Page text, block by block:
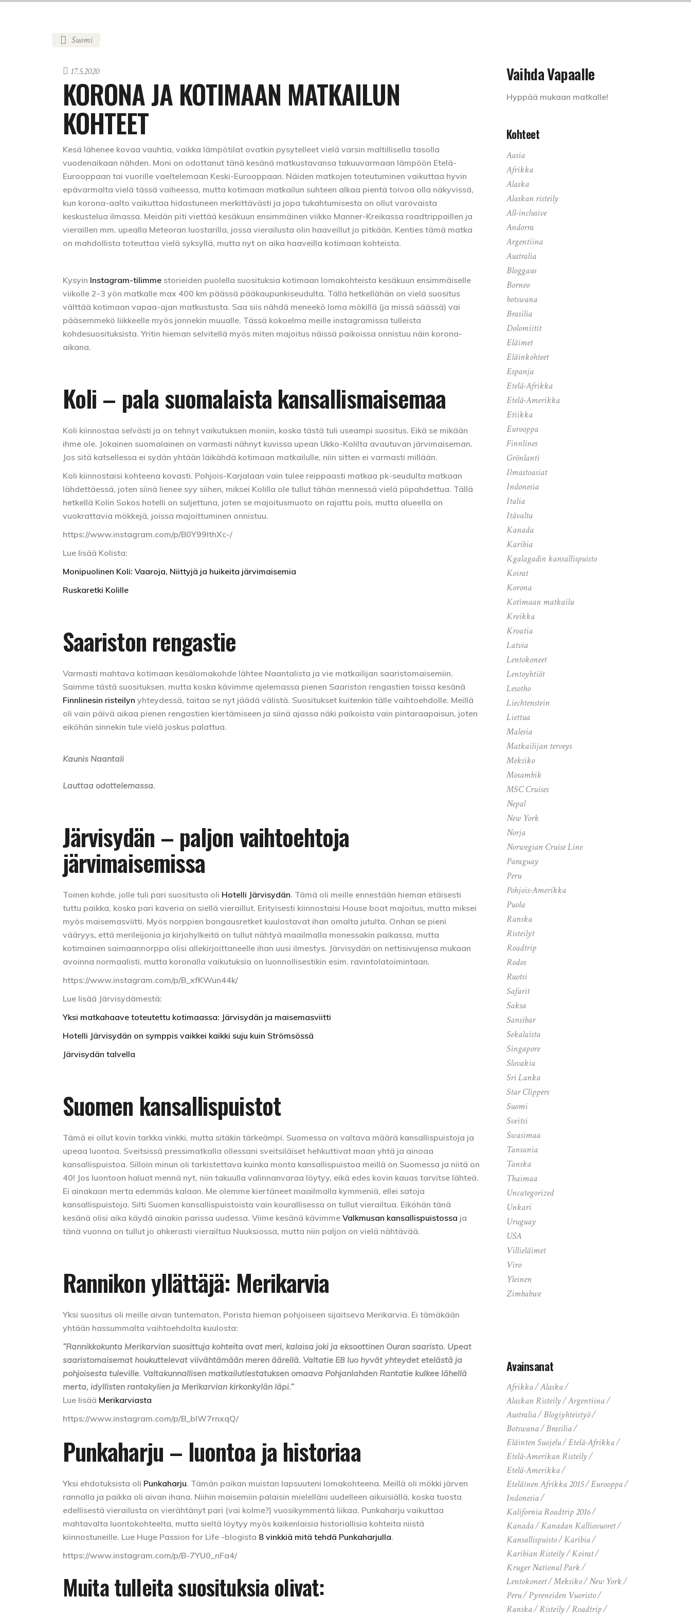
Suomi
17.5.2020
KORONA JA KOTIMAAN MATKAILUN
KOHTEET
Kesä lähenee kovaa vauhtia, vaikka lämpötilat ovatkin pysytelleet vielä varsin maltillisella tasolla
vuodenaikaan nähden. Moni on odottanut tänä kesänä matkustavansa takuuvarmaan lämpöön Etelä-
Eurooppaan tai vuorille vaeltelemaan Keski-Eurooppaan. Näiden matkojen toteutuminen vaikuttaa hyvin
epävarmalta vielä tässä vaiheessa, mutta kotimaan matkailun suhteen alkaa pientä toivoa olla näkyvissä,
kun korona-aalto vaikuttaa hidastuneen merkittävästi ja jopa tukahtumisesta on ollut varovaista
keskustelua ilmassa. Meidän piti viettää kesäkuun ensimmäinen viikko Manner-Kreikassa roadtrippaillen ja
vieraillen mm. upealla Meteoran luostarilla, jossa vierailusta olin haaveillut jo pitkään. Kenties tämä matka
on mahdollista toteuttaa vielä syksyllä, mutta nyt on aika haaveilla kotimaan kohteista.
Kysyin Instagram-tilimme storieiden puolella suosituksia kotimaan lomakohteista kesäkuun ensimmäiselle
viikolle 2-3 yön matkalle max 400 km päässä pääkaupunkiseudulta. Tällä hetkellähän on vielä suositus
välttää kotimaan vapaa-ajan matkustusta. Saa siis nähdä meneekö loma mökillä (ja missä säässä) vai
pääsemmekö liikkeelle myös jonnekin muualle. Tässä kokoelma meille instagramissa tulleista
kohdesuosituksista. Yritin hieman selvitellä myös miten majoitus näissä paikoissa onnistuu näin korona-
aikana.
Koli – pala suomalaista kansallismaisemaa
Koli kiinnostaa selvästi ja on tehnyt vaikutuksen moniin, koska tästä tuli useampi suositus. Eikä se mikään
ihme ole. Jokainen suomalainen on varmasti nähnyt kuvissa upean Ukko-Kolilta avautuvan järvimaiseman.
Jos sitä katsellessa ei sydän yhtään läikähdä kotimaan matkailulle, niin sitten ei varmasti millään.
Koli kiinnostaisi kohteena kovasti. Pohjois-Karjalaan vain tulee reippaasti matkaa pk-seudulta matkaan
lähdettäessä, joten siinä lienee syy siihen, miksei Kolilla ole tullut tähän mennessä vielä piipahdettua. Tällä
hetkellä Kolin Sokos hotelli on suljettuna, joten se majoitusmuoto on rajattu pois, mutta alueella on
vuokrattavia mökkejä, joissa majoittuminen onnistuu.
https://www.instagram.com/p/B0Y99IthXc-/
Lue lisää Kolista:
Monipuolinen Koli: Vaaroja, Niittyjä ja huikeita järvimaisemia
Ruskaretki Kolille
Saariston rengastie
Varmasti mahtava kotimaan kesälomakohde lähtee Naantalista ja vie matkailijan saaristomaisemiin.
Saimme tästä suosituksen, mutta koska kävimme ajelemassa pienen Saariston rengastien toissa kesänä
Finnlinesin risteilyn yhteydessä, taitaa se nyt jäädä välistä. Suositukset kuitenkin tälle vaihtoehdolle. Meillä
oli vain päivä aikaa pienen rengastien kiertämiseen ja siinä ajassa näki paikoista vain pintaraapaisun, joten
eiköhän sinnekin tule vielä joskus palattua.
Kaunis Naantali
Lauttaa odottelemassa.
Järvisydän – paljon vaihtoehtoja
järvimaisemissa
Toinen kohde, jolle tuli pari suositusta oli Hotelli Järvisydän. Tämä oli meille ennestään hieman etäisesti
tuttu paikka, koska pari kaveria on siellä vieraillut. Erityisesti kiinnostaisi House boat majoitus, mutta miksei
myös maisemasviitti. Myös norppien bongausretket kuulostavat ihan omalta jutulta. Onhan se pieni
vääryys, että merileijonia ja kirjohylkeitä on tullut nähtyä maailmalla monessakin paikassa, mutta
kotimainen saimaannorppa olisi allekirjoittaneelle ihan uusi ilmestys. Järvisydän on nettisivujensa mukaan
avoinna normaalisti, mutta koronalla vaikutuksia on luonnollisestikin esim. ravintolatoimintaan.
https://www.instagram.com/p/B_xfKWun44k/
Lue lisää Järvisydämestä:
Yksi matkahaave toteutettu kotimaassa: Järvisydän ja maisemasviitti
Hotelli Järvisydän on symppis vaikkei kaikki suju kuin Strömsössä
Järvisydän talvella
Suomen kansallispuistot
Tämä ei ollut kovin tarkka vinkki, mutta sitäkin tärkeämpi. Suomessa on valtava määrä kansallispuistoja ja
upeaa luontoa. Sveitsissä pressimatkalla ollessani sveitsiläiset hehkuttivat maan yhtä ja ainoaa
kansallispuistoa. Silloin minun oli tarkistettava kuinka monta kansallispuistoa meillä on Suomessa ja niitä on
40! Jos luontoon haluat mennä nyt, niin takuulla valinnanvaraa löytyy, eikä edes kovin kauas tarvitse lähteä.
Ei ainakaan merta edemmäs kalaan. Me olemme kiertäneet maailmalla kymmeniä, ellei satoja
kansallispuistoja. Silti Suomen kansallispuistoista vain kourallisessa on tullut vierailtua. Eiköhän tänä
kesänä olisi aika käydä ainakin parissa uudessa. Viime kesänä kävimme Valkmusan kansallispuistossa ja
tänä vuonna on tullut jo ahkerasti vierailtua Nuuksiossa, mutta niin paljon on vielä nähtävää.
Rannikon yllättäjä: Merikarvia
Yksi suositus oli meille aivan tuntematon, Porista hieman pohjoiseen sijaitseva Merikarvia. Ei tämäkään
yhtään hassummalta vaihtoehdolta kuulosta:
”Rannikkokunta Merikarvian suosittuja kohteita ovat meri, kalaisa joki ja eksoottinen Ouran saaristo. Upeat
saaristomaisemat houkuttelevat viivähtämään meren äärellä. Valtatie E8 luo hyvät yhteydet etelästä ja
pohjoisesta tuleville. Valtakunnallisen matkailutiestatuksen omaava Pohjanlahden Rantatie kulkee lähellä
merta, idyllisten rantakylien ja Merikarvian kirkonkylän läpi.”
Lue lisää Merikarviasta
https://www.instagram.com/p/B_blW7rnxqQ/
Punkaharju – luontoa ja historiaa
Yksi ehdotuksista oli Punkaharju. Tämän paikan muistan lapsuuteni lomakohteena. Meillä oli mökki järven
rannalla ja paikka oli aivan ihana. Niihin maisemiin palaisin mielelläni uudelleen aikuisiällä, koska tuosta
edellisestä vierailusta on vierähtänyt pari (vai kolme?) vuosikymmentä liikaa. Punkaharju vaikuttaa
mahtavalta luontokohteelta, mutta sieltä löytyy myös kaikenlaisia historiallisia kohteita niistä
kiinnostuneille. Lue Huge Passion for Life -blogista 8 vinkkiä mitä tehdä Punkaharjulla.
https://www.instagram.com/p/B-7YU0_nFa4/
Muita tulleita suosituksia olivat:
Vaihda Vapaalle
Hyppää mukaan matkalle!
Kohteet
Aasia
Afrikka
Alaska
Alaskan risteily
All-inclusive
Andorra
Argentiina
Australia
Bloggaus
Borneo
botswana
Brasilia
Dolomiitit
Eläimet
Eläinkohteet
Espanja
Etelä-Afrikka
Etelä-Amerikka
Etiikka
Eurooppa
Finnlines
Grönlanti
Ilmastoasiat
Indonesia
Italia
Itävalta
Kanada
Karibia
Kgalagadin kansallispuisto
Koirat
Korona
Kotimaan matkailu
Kreikka
Kroatia
Latvia
Lentokoneet
Lentoyhtiöt
Lesotho
Liechtenstein
Liettua
Malesia
Matkailijan terveys
Meksiko
Mosambik
MSC Cruises
Nepal
New York
Norja
Norwegian Cruise Line
Paraguay
Peru
Pohjois-Amerikka
Puola
Ranska
Risteilyt
Roadtrip
Rodos
Ruotsi
Safarit
Saksa
Sansibar
Sekalaista
Singapore
Slovakia
Sri Lanka
Star Clippers
Suomi
Sveitsi
Swasimaa
Tansania
Tanska
Thaimaa
Uncategorized
Unkari
Uruguay
USA
Villieläimet
Viro
Yleinen
Zimbabwe
Avainsanat
Afrikka
Alaska
Alaskan Risteily
Argentiina
Australia
Blogiyhteistyö
Botswana
Brasilia
Eläinten Suojelu
Etelä-Afrikka
Etelä-Amerikan Risteily
Etelä-Amerikka
Eteläinen Afrikka 2015
Eurooppa
Indonesia
Kalifornia Roadtrip 2016
Kanada
Kanadan Kalliovuoret
Kansallispuisto
Karibia
Karibian Risteily
Koirat
Kruger National Park
Lentokoneet
Meksiko
New York
Peru
Pyreneiden Vuoristo
Ranska
Risteily Roadtrip